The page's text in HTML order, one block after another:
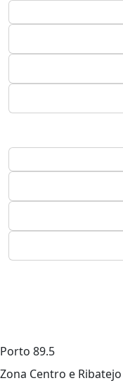
Porto 89.5
Zona Centro e Ribatejo